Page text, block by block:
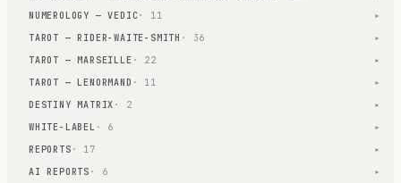
NUMEROLOGY — VEDIC· 11 ▾
TAROT — RIDER-WAITE-SMITH · 36 ▾
TAROT — MARSEILLE · 22 ▾
TAROT — LENORMAND · 11 ▾
DESTINY MATRIX · 2 ▾
WHITE-LABEL · 6 ▾
REPORTS · 17 ▾
AI REPORTS · 6 ▾